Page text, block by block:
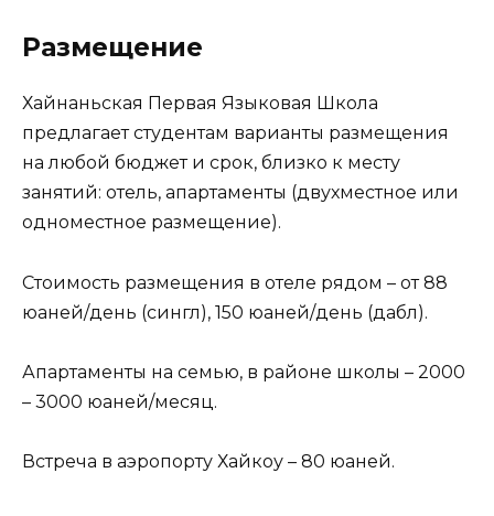
Размещение
Хайнаньская Первая Языковая Школа
предлагает студентам варианты размещения
на любой бюджет и срок, близко к месту
занятий: отель, апартаменты (двухместное или
одноместное размещение).
Стоимость размещения в отеле рядом – от 88
юаней/день (сингл), 150 юаней/день (дабл).
Апартаменты на семью, в районе школы – 2000
– 3000 юаней/месяц.
Встреча в аэропорту Хайкоу – 80 юаней.